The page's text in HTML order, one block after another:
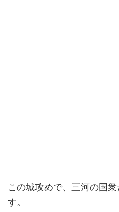
この城攻めで、三河の国
す。